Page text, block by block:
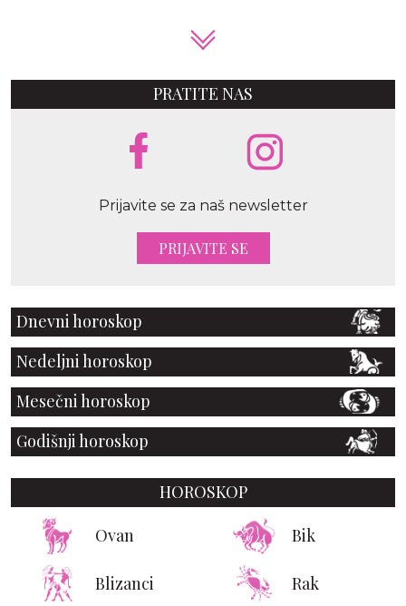
PRATITE NAS
Prijavite se za naš newsletter
PRIJAVITE SE
Dnevni horoskop
Nedeljni horoskop
Mesečni horoskop
Godišnji horoskop
HOROSKOP
Ovan Bik
Blizanci Rak